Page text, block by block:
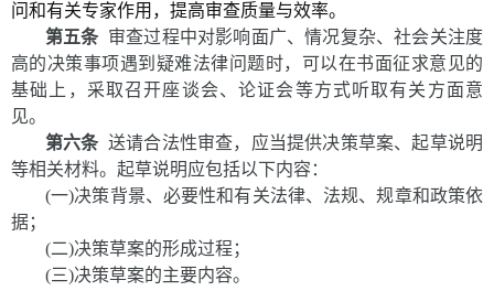
问和有关专家作用，提高审查质量与效率。
第五条 审查过程中对影响面广、情况复杂、社会关注度
高的决策事项遇到疑难法律问题时，可以在书面征求意见的
基础上，采取召开座谈会、论证会等方式听取有关方面意
见。
第六条 送请合法性审查，应当提供决策草案、起草说明
等相关材料。起草说明应包括以下内容：
(一)决策背景、必要性和有关法律、法规、规章和政策依
据；
(二)决策草案的形成过程；
(三)决策草案的主要内容。